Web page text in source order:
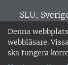
Denna
webbläsare.
ska fungera
SLU,
Alnarp,